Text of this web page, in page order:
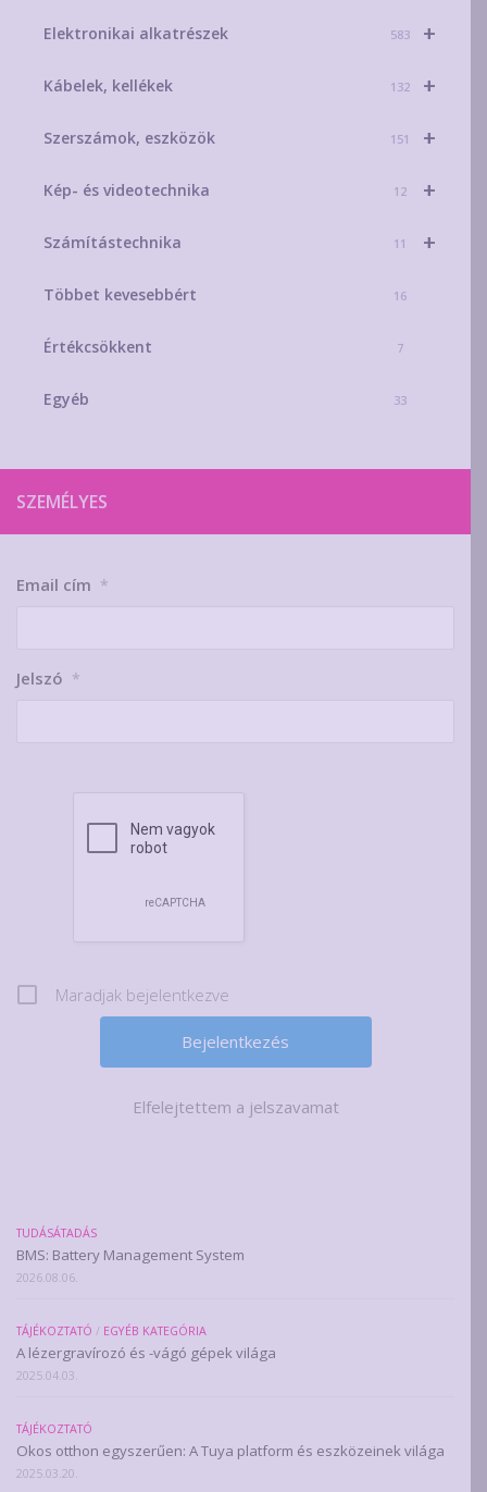
+
Elektronikai alkatrészek 583
+
Kábelek, kellékek 132
+
Szerszámok, eszközök 151
+
Kép- és videotechnika 12
+
Számítástechnika 11
Többet kevesebbért 16
Értékcsökkent 7
Egyéb 33
SZEMÉLYES
Email cím *
Jelszó *
Maradjak bejelentkezve
Elfelejtettem a jelszavamat
TUDÁSÁTADÁS
BMS: Battery Management System
2026.08.06.
TÁJÉKOZTATÓ / EGYÉB KATEGÓRIA
A lézergravírozó és -vágó gépek világa
2025.04.03.
TÁJÉKOZTATÓ
Okos otthon egyszerűen: A Tuya platform és eszközeinek világa
2025.03.20.